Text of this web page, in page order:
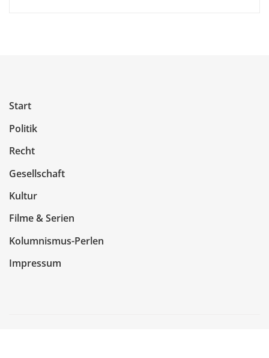
Start
Politik
Recht
Gesellschaft
Kultur
Filme & Serien
Kolumnismus-Perlen
Impressum